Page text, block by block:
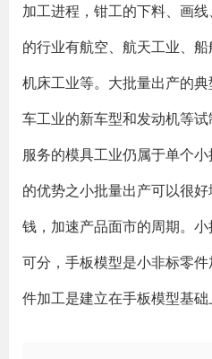
加工进程，钳工的下料、画
的行业有航空、航天工业、船
机床工业等。大批量出产的
车工业的新车型和发动机等
服务的模具工业仍属于单个
的优势之小批量出产可以很
钱，加速产品面市的周期。
可分，手板模型是小非标零
件加工是建立在手板模型基础